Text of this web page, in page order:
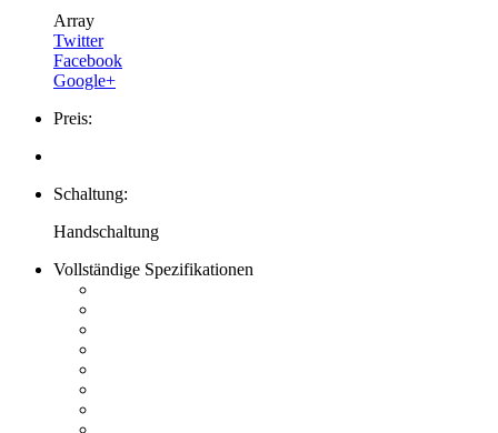
Array
Twitter
Facebook
Google+
Preis:
Schaltung:
Handschaltung
Vollständige Spezifikationen